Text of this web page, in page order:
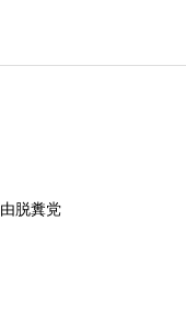
脱糞党